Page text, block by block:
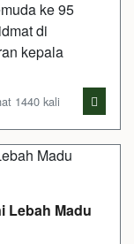
ke 95
di
kepala
1440 kali
Lebah Madu